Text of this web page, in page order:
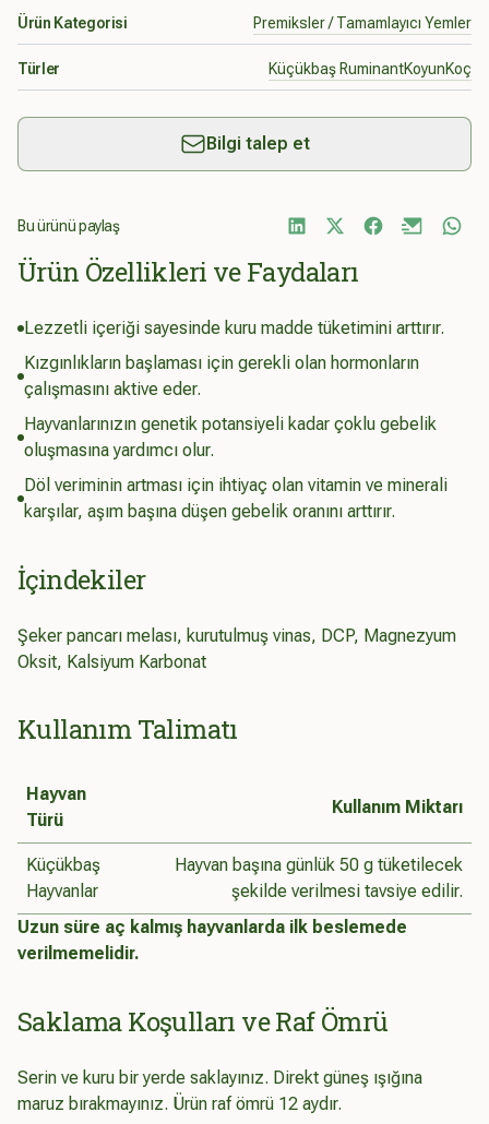
Ürün Kategorisi Premiksler / Tamamlayıcı Yemler
Türler Küçükbaş RuminantKoyunKoç
Bilgi talep et
Bu ürünü paylaş
Ürün Özellikleri ve Faydaları
Lezzetli içeriği sayesinde kuru madde tüketimini arttırır.
Kızgınlıkların başlaması için gerekli olan hormonların
çalışmasını aktive eder.
Hayvanlarınızın genetik potansiyeli kadar çoklu gebelik
oluşmasına yardımcı olur.
Döl veriminin artması için ihtiyaç olan vitamin ve minerali
karşılar, aşım başına düşen gebelik oranını arttırır.
İçindekiler
Şeker pancarı melası, kurutulmuş vinas, DCP, Magnezyum
Oksit, Kalsiyum Karbonat
Kullanım Talimatı
Hayvan
Türü
Kullanım Miktarı
Küçükbaş
Hayvanlar
Hayvan başına günlük 50 g tüketilecek
şekilde verilmesi tavsiye edilir.
Uzun süre aç kalmış hayvanlarda ilk beslemede
verilmemelidir.
Saklama Koşulları ve Raf Ömrü
Serin ve kuru bir yerde saklayınız. Direkt güneş ışığına
maruz bırakmayınız. Ürün raf ömrü 12 aydır.